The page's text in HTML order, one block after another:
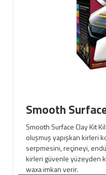
Smooth
Smooth Surface Clay Kit
oluşmuş yapışkan kirleri
serpmesini, reçineyi,
kirleri güvenle yüzeyden
waxa imkan verir.